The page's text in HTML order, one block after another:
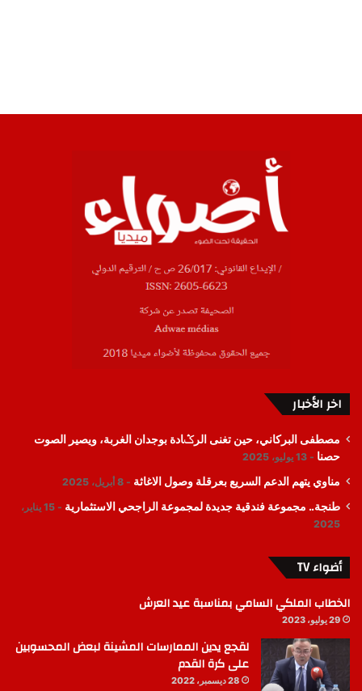
اخر الأخبار
مصطفى البركاني، حين تغنى الرݣادة بوجدان الغربة، ويصير الصوت
حصنا
13 يوليو، 2025
مناوي يتهم الدعم السريع بعرقلة وصول الاغاثة 8 أبريل، 2025
طنجة.. مجموعة فندقية جديدة لمجموعة الراجحي الاستثمارية
15 يناير،
2025
أضواء TV
الخطاب الملكي السامي بمناسبة عيد العرش
29 يوليو، 2023
لقجع يدين الممارسات المشينة لبعض المحسوبين
على كرة القدم
28 ديسمبر، 2022